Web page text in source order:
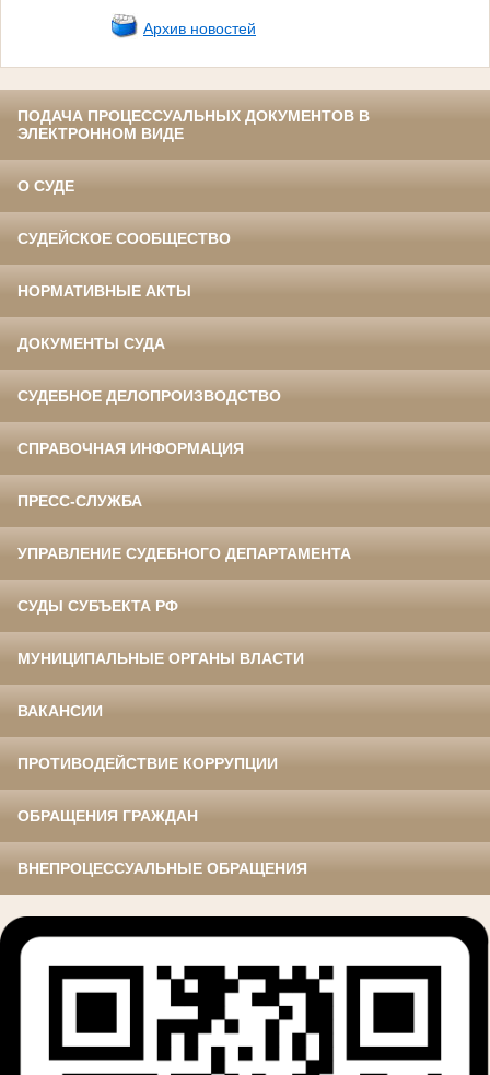
Архив новостей
ПОДАЧА ПРОЦЕССУАЛЬНЫХ ДОКУМЕНТОВ В
ЭЛЕКТРОННОМ ВИДЕ
О СУДЕ
СУДЕЙСКОЕ СООБЩЕСТВО
НОРМАТИВНЫЕ АКТЫ
ДОКУМЕНТЫ СУДА
СУДЕБНОЕ ДЕЛОПРОИЗВОДСТВО
СПРАВОЧНАЯ ИНФОРМАЦИЯ
ПРЕСС-СЛУЖБА
УПРАВЛЕНИЕ СУДЕБНОГО ДЕПАРТАМЕНТА
СУДЫ СУБЪЕКТА РФ
МУНИЦИПАЛЬНЫЕ ОРГАНЫ ВЛАСТИ
ВАКАНСИИ
ПРОТИВОДЕЙСТВИЕ КОРРУПЦИИ
ОБРАЩЕНИЯ ГРАЖДАН
ВНЕПРОЦЕССУАЛЬНЫЕ ОБРАЩЕНИЯ